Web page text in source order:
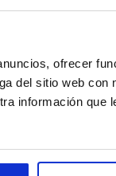
ofrecer
del sitio web con
información que